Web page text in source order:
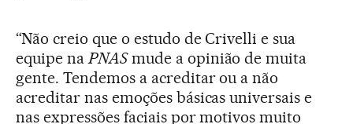
“Não creio que o estudo de Crivelli e sua
equipe naPNASmude a opinião de muita
gente. Tendemos a acreditar ou a não
acreditar nas emoções básicas universais e
nas expressões faciais por motivos muito